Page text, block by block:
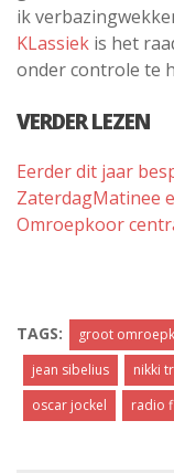
ik
KLassiek is het
onder controle te
VERDER LEZEN
Eerder dit jaar
ZaterdagMatinee
Omroepkoor
TAGS: groot
jean sibelius
nikki
oscar jockel
radio